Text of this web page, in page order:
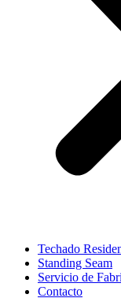
Techado
Standing Seam
Servicio de
Contacto